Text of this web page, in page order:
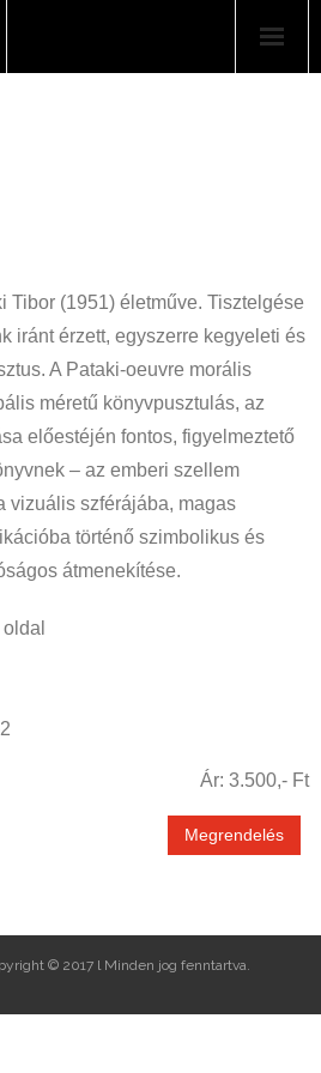
Tibor (1951) életműve. Tisztelgése
iránt érzett, egyszerre kegyeleti és
A Pataki-oeuvre morális
méretű könyvpusztulás, az
előestéjén fontos, figyelmeztető
– az emberi szellem
vizuális szférájába, magas
történő szimbolikus és
átmenekítése.
Ár: 3.500,- Ft
Megrendelés
© 2017 l Minden jog fenntartva.